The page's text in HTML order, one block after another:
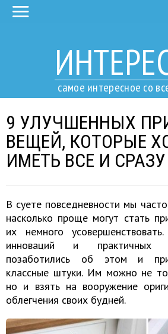
самое интересное со
9 УЛУЧШЕННЫХ
ВЕЩЕЙ, КОТОРЫЕ
ИМЕТЬ ВСЕ И СРАЗУ
В суете повседневности мы
насколько проще могут стать
их немного
инноваций и практичных
позаботились об этом и
классные штуки. Им можно не
но и взять на вооружение
облегчения своих будней.